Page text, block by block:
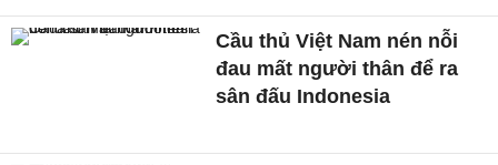
Cầu thủ Việt Nam nén nỗi
đau mất người thân để ra
sân đấu Indonesia